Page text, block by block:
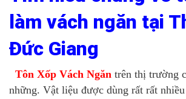
làm vách ngăn tại
Đức Giang
Tôn Xốp Vách Ngăn trên thị trường
những. Vật liệu được dùng rất rất